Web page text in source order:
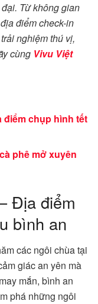
Từ không gian
điểm check-in
nghiệm thú vị,
cùng Vivu Việt
điểm chụp hình tết
phê mở xuyên
Địa điểm
bình an
các ngôi chùa tại
giác an yên mà
mắn, bình an
phá những ngôi